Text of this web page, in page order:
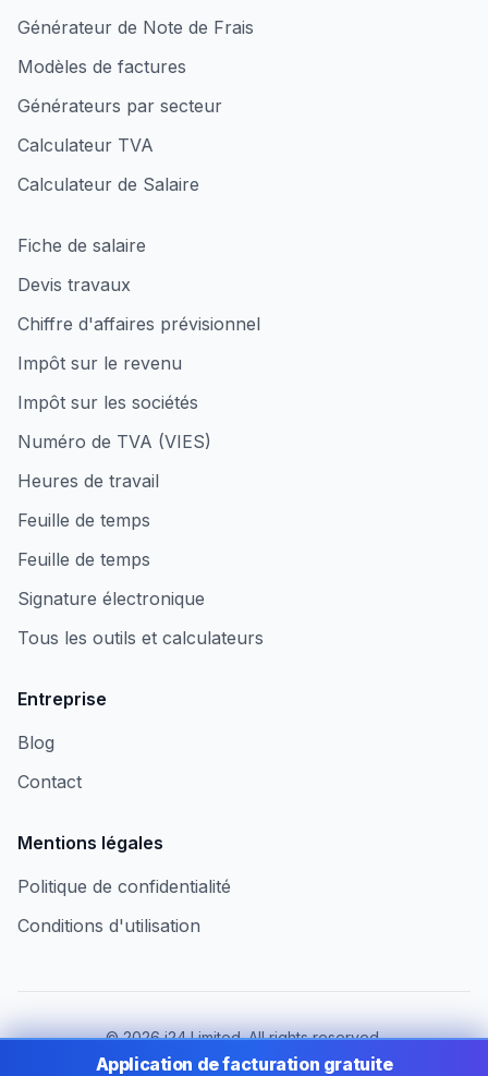
Générateur de Note de Frais
Modèles de factures
Générateurs par secteur
Calculateur TVA
Calculateur de Salaire
Fiche de salaire
Devis travaux
Chiffre d'affaires prévisionnel
Impôt sur le revenu
Impôt sur les sociétés
Numéro de TVA (VIES)
Heures de travail
Feuille de temps
Feuille de temps
Signature électronique
Tous les outils et calculateurs
Entreprise
Blog
Contact
Mentions légales
Politique de confidentialité
Conditions d'utilisation
©2026i24 Limited. All rights reserved.
Au service des entreprises au Luxembourg
Application de facturation gratuite